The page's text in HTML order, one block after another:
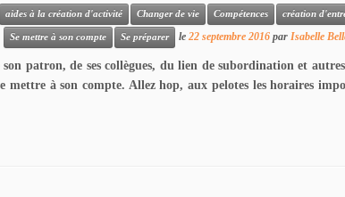
aides à la création d'activité Changer de vie Compétences création
Se mettre à son compte Se préparer le 22 septembre 2016 par Isabelle
patron, de ses collègues, du lien de subordination et
mettre à son compte. Allez hop, aux pelotes les horaires